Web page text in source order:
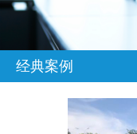
经典案例